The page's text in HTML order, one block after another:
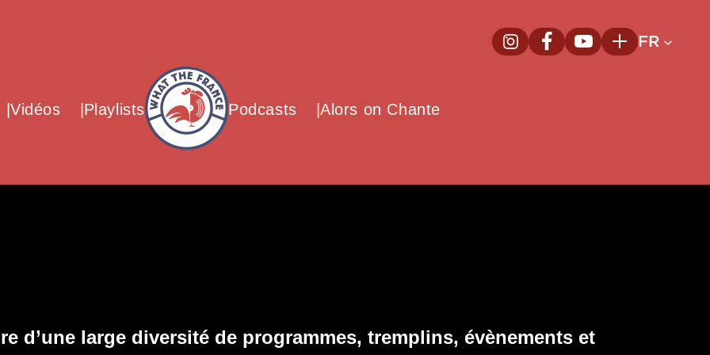
InstagramNouvelle fenêtre
FacebookNouvelle fenêtre
YoutubeNouvelle
PlusFR
Vidéos Playlists
What The France – Back to homepage
Podcasts Alors on Chante
d’une large diversité de programmes, tremplins, évènements et